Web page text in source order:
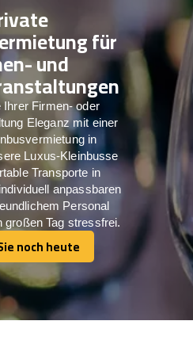
für
und
Ihrer Firmen- oder
Eleganz mit einer
in
Luxus-Kleinbusse
Transporte in
anpassbaren
Personal
großen Tag stressfrei.
noch heute
noch heute